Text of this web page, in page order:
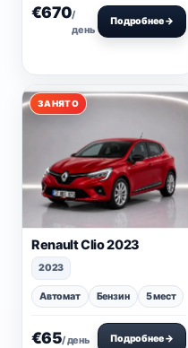
€670/
день
Подробнее →
ЗАНЯТО
Renault Clio 2023
2023
Автомат Бензин 5 мест
€65/ день Подробнее →